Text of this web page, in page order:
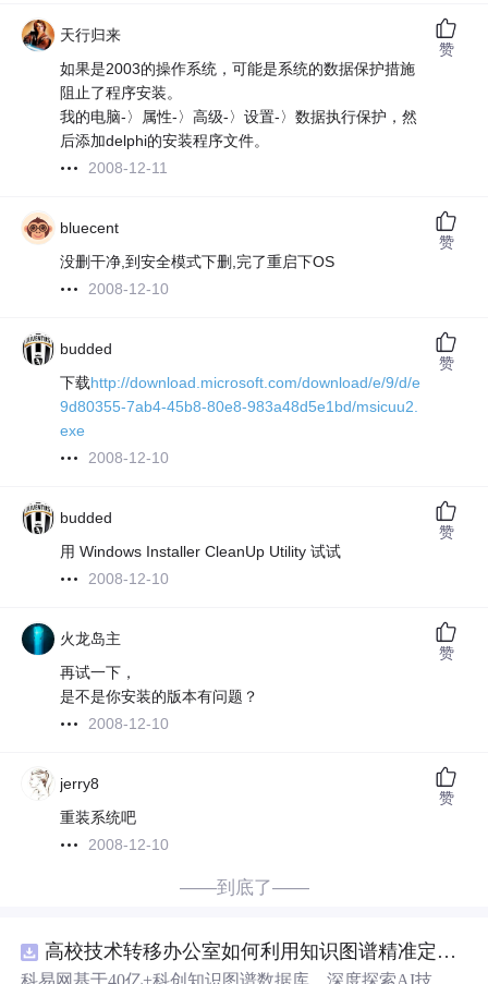
天行归来
如果是2003的操作系统，可能是系统的数据保护措施
阻止了程序安装。
我的电脑-〉属性-〉高级-〉设置-〉数据执行保护，然
后添加delphi的安装程序文件。
2008-12-11
赞
bluecent
没删干净,到安全模式下删,完了重启下OS
2008-12-10
赞
budded
下载http://download.microsoft.com/download/e/9/d/e
9d80355-7ab4-45b8-80e8-983a48d5e1bd/msicuu2.
exe
2008-12-10
赞
budded
用 Windows Installer CleanUp Utility 试试
2008-12-10
赞
火龙岛主
再试一下，
是不是你安装的版本有问题？
2008-12-10
赞
jerry8
重装系统吧
2008-12-10
赞
——到底了——
高校技术转移办公室如何利用知识图谱精准定位产业需求与技术适配点？.docx